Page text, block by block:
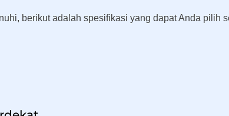
berikut adalah spesifikasi yang dapat Anda pilih